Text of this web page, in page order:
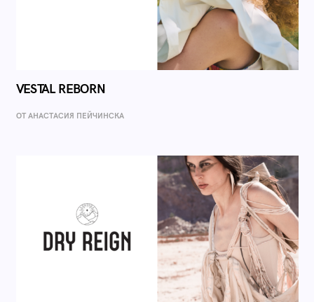
VESTAL REBORN
ОТ AНАСТАСИЯ ПЕЙЧИНСКА